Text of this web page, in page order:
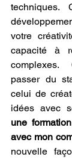
techniques.
votre
capacité à
passer du
celui de
idées avec
une
avec mon
nouvelle